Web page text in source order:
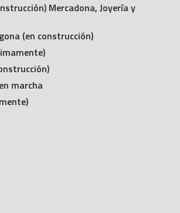
Mercadona, Joyería y
(en construcción)
marcha